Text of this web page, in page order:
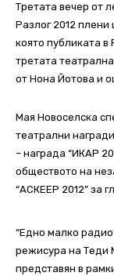
Третата вечер от
Разлог 2012 плени
която публиката в
третата
от Нона Йотова и
Мая Новоселска
театрални
– награда “ИКАР
обществото на
“АСКЕЕР 2012” за
“Едно малко
режисура на Теди
представян в